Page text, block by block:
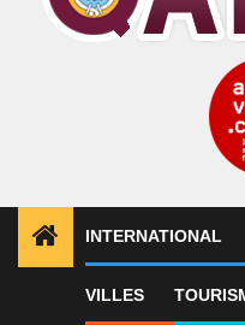
INTERNATIONAL
VILLES
International